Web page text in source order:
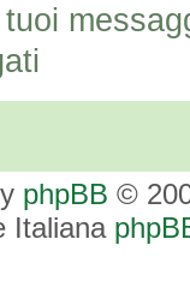
phpBB ©
Italiana